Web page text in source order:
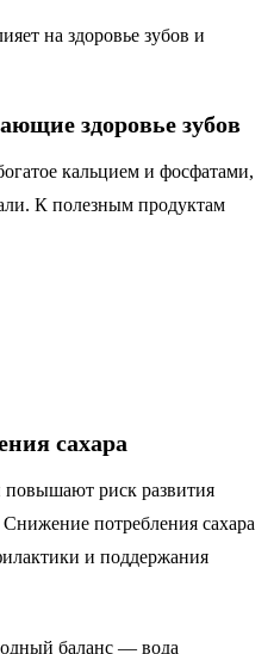
на здоровье зубов и
здоровье зубов
кальцием и фосфатами,
К полезным продуктам
сахара
повышают риск развития
Снижение потребления сахара
и поддержания
баланс — вода